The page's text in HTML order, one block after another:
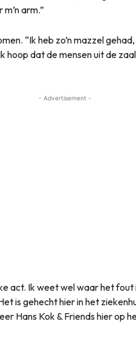
arm.”
“Ik heb zo’n mazzel
hoop dat de mensen uit de
- Advertisement -
act. Ik weet wel waar het fout
is gehecht hier in het
Hans Kok & Friends hier op